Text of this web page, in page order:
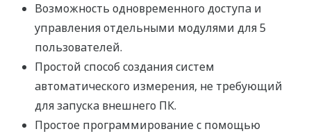
Возможность одновременного доступа и
управления отдельными модулями для 5
пользователей.
Простой способ создания систем
автоматического измерения, не требующий
для запуска внешнего ПК.
Простое программирование с помощью